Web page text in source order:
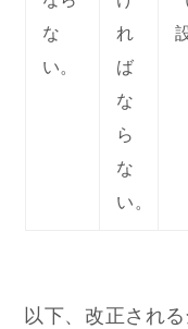
な
い。
れ
ば
な
ら
な
い。
以下、改正され